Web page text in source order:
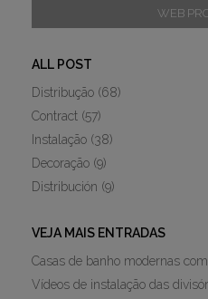
WEB
ALL POST
Distribução (68)
Contract (57)
Instalação (38)
Decoração (9)
Distribución (9)
VEJA MAIS ENTRADAS
Casas de banho modernas
Vídeos de instalação das